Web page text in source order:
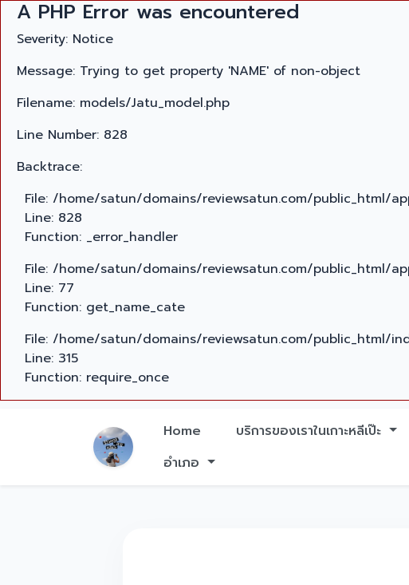
A PHP Error was encountered
Severity: Notice
Message: Trying to get property 'NAME' of non-object
Filename: models/Jatu_model.php
Line Number: 828
Backtrace:
File: /home/satun/domains/reviewsatun.com/public_html/
Line: 828
Function: _error_handler
File: /home/satun/domains/reviewsatun.com/public_html/
Line: 77
Function: get_name_cate
File: /home/satun/domains/reviewsatun.com/public_html/
Line: 315
Function: require_once
Home บริการของเราในเกาะหลีเป๊ะ
อำเภอ